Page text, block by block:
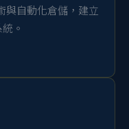
與自動化倉儲，建立
。